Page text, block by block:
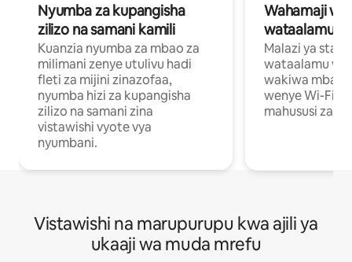
Nyumba za kupangisha
zilizo na samani kamili
Kuanzia nyumba za mbao za
milimani zenye utulivu hadi
fleti za mijini zinazofaa,
nyumba hizi za kupangisha
zilizo na samani zina
vistawishi vyote vya
nyumbani.
Wahamaji
wataalamu
Malazi ya
wataalamu
wakiwa mbali
wenye Wi-Fi
mahususi za
Vistawishi na marupurupu kwa ajili ya
ukaaji wa muda mrefu